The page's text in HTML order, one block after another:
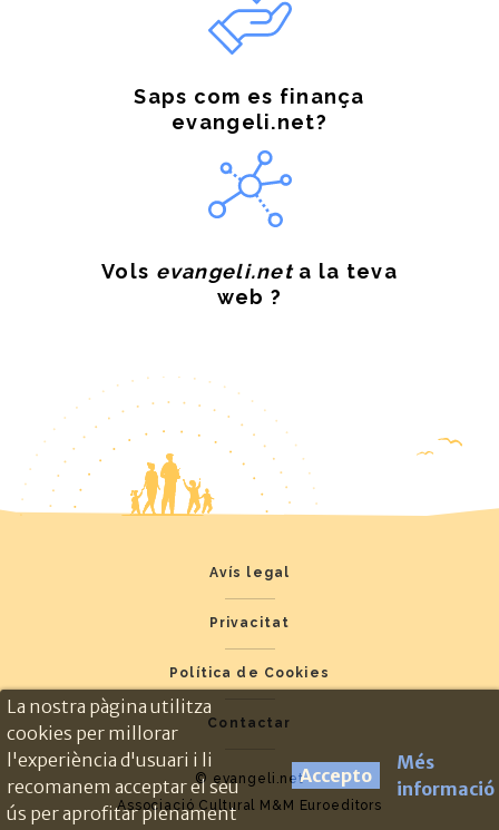
Saps com es finança
evangeli.net?
Vols evangeli.neta la teva
web ?
Avís legal
Privacitat
Política de Cookies
Contactar
© evangeli.net
Associació Cultural M&M Euroeditors
La nostra pàgina utilitza
cookies per millorar
l'experiència d'usuari i li
recomanem acceptar el seu
ús per aprofitar plenament
Accepto
Més
informació